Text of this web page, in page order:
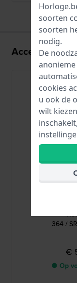
Accessoires
364 /
€
● Op
soorten
soorten
nodig.
De
cookies
u ook de
wilt